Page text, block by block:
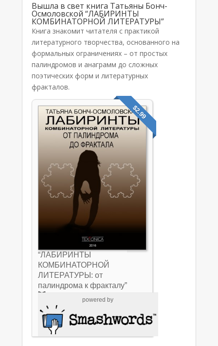
Вышла в свет книга Татьяны Бонч-
Осмоловской “ЛАБИРИНТЫ
КОМБИНАТОРНОЙ ЛИТЕРАТУРЫ”
Книга знакомит читателя с практикой
литературного творчества, основанного на
формальных ограничениях – от простых
палиндромов и анаграмм до сложных
поэтических форм и литературных
фракталов.
$2.99
“ЛАБИРИНТЫ
КОМБИНАТОРНОЙ
ЛИТЕРАТУРЫ: от
палиндрома к фракталу”
Share
Buy Now
powered by